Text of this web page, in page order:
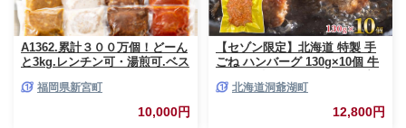
A1362.累計３００万個！どーん
と3kg.レンチン可・湯煎可.ベス
【150g×20個】【訳あり】【北
海道・沖縄・離島へ配送不可】
福岡県新宮町
10,000円
【セゾン限定】北海道 特製 手
ごね ハンバーグ 130g×10個 牛
肉屋 手作り 小分け ジューシー
おかず 本格的 簡単 調理 グルメ
お取り寄せ お肉屋 たどころ 送
北海道洞爺湖町
12,800円